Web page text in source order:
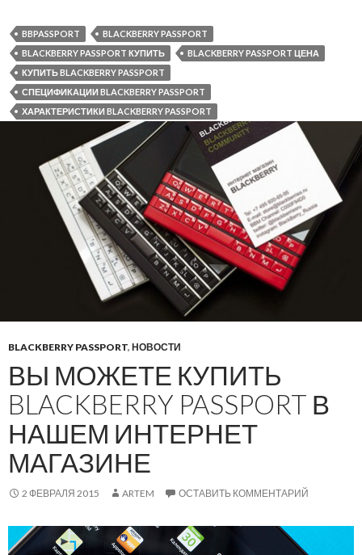
BBPASSPORT
BLACKBERRY PASSPORT
BLACKBERRY PASSPORT КУПИТЬ
BLACKBERRY PASSPORT ЦЕНА
КУПИТЬ BLACKBERRY PASSPORT
СПЕЦИФИКАЦИИ BLACKBERRY PASSPORT
ХАРАКТЕРИСТИКИ BLACKBERRY PASSPORT
BLACKBERRY PASSPORT, НОВОСТИ
ВЫ МОЖЕТЕ КУПИТЬ
BLACKBERRY PASSPORT В
НАШЕМ ИНТЕРНЕТ
МАГАЗИНЕ
2 ФЕВРАЛЯ 2015 ARTEM ОСТАВИТЬ КОММЕНТАРИЙ